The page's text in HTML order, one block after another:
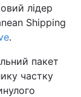
лідер
Shipping
.
пакет
частку